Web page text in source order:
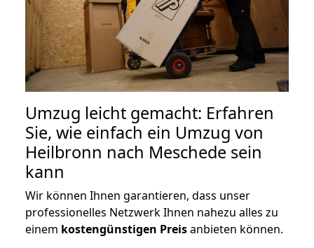
Umzug leicht gemacht: Erfahren
Sie, wie einfach ein Umzug von
Heilbronn nach Meschede sein
kann
Wir können Ihnen garantieren, dass unser
professionelles Netzwerk Ihnen nahezu alles zu
einem kostengünstigen Preisanbieten können.